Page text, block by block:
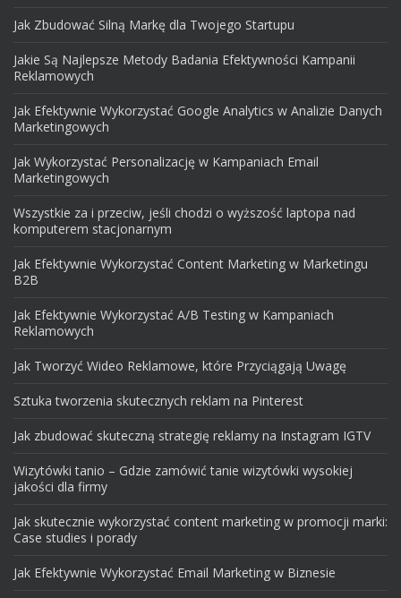
Jak Zbudować Silną Markę dla Twojego Startupu
Jakie Są Najlepsze Metody Badania Efektywności Kampanii
Reklamowych
Jak Efektywnie Wykorzystać Google Analytics w Analizie Danych
Marketingowych
Jak Wykorzystać Personalizację w Kampaniach Email
Marketingowych
Wszystkie za i przeciw, jeśli chodzi o wyższość laptopa nad
komputerem stacjonarnym
Jak Efektywnie Wykorzystać Content Marketing w Marketingu
B2B
Jak Efektywnie Wykorzystać A/B Testing w Kampaniach
Reklamowych
Jak Tworzyć Wideo Reklamowe, które Przyciągają Uwagę
Sztuka tworzenia skutecznych reklam na Pinterest
Jak zbudować skuteczną strategię reklamy na Instagram IGTV
Wizytówki tanio – Gdzie zamówić tanie wizytówki wysokiej
jakości dla firmy
Jak skutecznie wykorzystać content marketing w promocji marki:
Case studies i porady
Jak Efektywnie Wykorzystać Email Marketing w Biznesie